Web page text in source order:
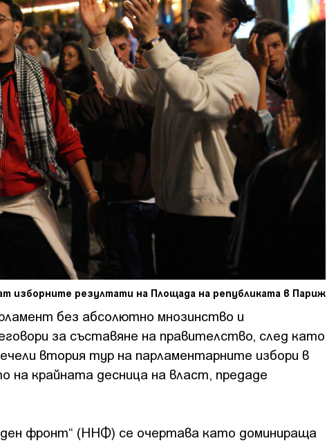
изборните резултати на Площада на републиката в Париж
без абсолютно мнозинство и
за съставяне на правителство, след като
втория тур на парламентарните избори в
на крайната десница на власт, предаде
фронт“ (ННФ) се очертава като доминираща